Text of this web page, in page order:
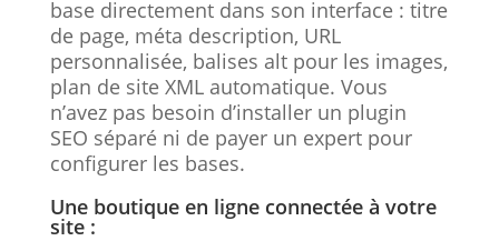
base directement dans son interface : titre
de page, méta description, URL
personnalisée, balises alt pour les images,
plan de site XML automatique. Vous
n’avez pas besoin d’installer un plugin
SEO séparé ni de payer un expert pour
configurer les bases.
Une boutique en ligne connectée à votre
site :